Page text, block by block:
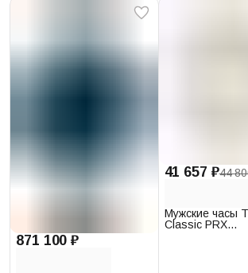
871 100 ₽
41 657 ₽44
Мужские часы
Classic PRX